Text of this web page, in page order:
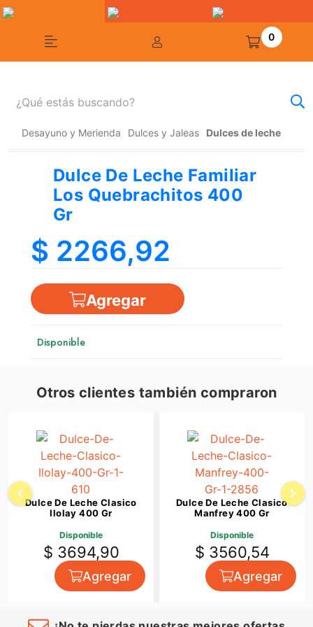
0
Desayuno y Merienda Dulces y Jaleas Dulces de leche
Dulce De Leche Familiar
Los Quebrachitos 400
Gr
$ 2266,92
Agregar
Disponible
Otros clientes también compraron
Dulce De Leche Clasico
Ilolay 400 Gr
Disponible
$ 3694,90
Agregar
Dulce De Leche Clasico
Manfrey 400 Gr
Disponible
$ 3560,54
Agregar